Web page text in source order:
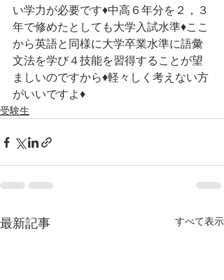
い学力が必要です♦中高６年分を２，３
年で修めたとしても大学入試水準♦ここ
から英語と同様に大学卒業水準に語彙
文法を学び４技能を習得することが望
ましいのですから♦軽々しく考えない方
がいいですよ♦
受験生
最新記事 すべて表示